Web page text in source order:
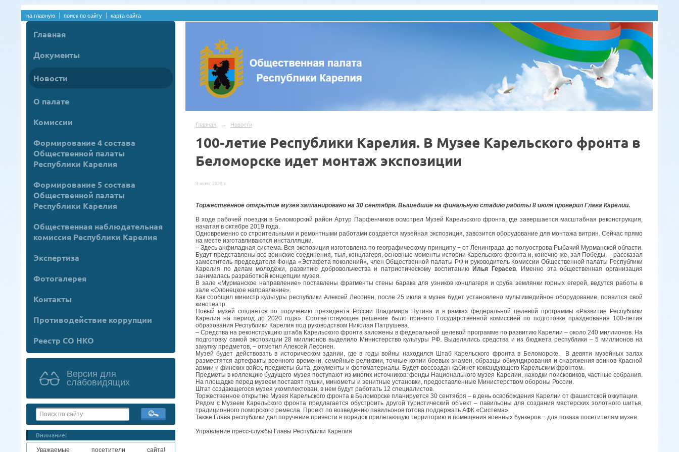
на главную поиск по сайту карта сайта
Главная
Документы
Новости
О палате
Комиссии
Формирование 4 состава
Общественной палаты
Республики Карелия
Формирование 5 состава
Общественной палаты
Республики Карелия
Общественная наблюдательная
комиссия Республики Карелия
Экспертиза
Фотогалерея
Контакты
Противодействие коррупции
Реестр СО НКО
Версия для
слабовидящих
Внимание!
Уважаемые посетители сайта!
Главная → Новости
100-летие Республики Карелия. В Музее Карельского фронта в
Беломорске идет монтаж экспозиции
9 июля 2020 г.
Торжественное открытие музея запланировано на 30 сентября. Вышедшие на финальную стадию работы 8 июля проверил Глава Карелии.
В ходе рабочей поездки в Беломорский район Артур Парфенчиков осмотрел Музей Карельского фронта, где завершается масштабная реконструкция,
начатая в октябре 2019 года.
Одновременно со строительными и ремонтными работами создается музейная экспозиция, завозится оборудование для монтажа витрин. Сейчас прямо
на месте изготавливаются инсталляции.
– Здесь анфиладная система. Вся экспозиция изготовлена по географическому принципу − от Ленинграда до полуострова Рыбачий Мурманской области.
Будут представлены все воинские соединения, тыл, концлагеря, основные моменты истории Карельского фронта и, конечно же, зал Победы, – рассказал
заместитель председателя Фонда «Эстафета поколений», член Общественной палаты РФ и руководитель Комиссии Общественной палаты Республики
Карелия по делам молодёжи, развитию добровольчества и патриотическому воспитанию Илья Герасев. Именно эта общественная организация
занималась разработкой концепции музея.
В зале «Мурманское направление» поставлены фрагменты стены барака для узников концлагеря и сруба землянки горных егерей, ведутся работы в
зале «Олонецкое направление».
Как сообщил министр культуры республики Алексей Лесонен, после 25 июля в музее будет установлено мультимедийное оборудование, появится свой
кинотеатр.
Новый музей создается по поручению президента России Владимира Путина и в рамках федеральной целевой программы «Развитие Республики
Карелия на период до 2020 года». Соответствующее решение было принято Государственной комиссией по подготовке празднования 100-летия
образования Республики Карелия под руководством Николая Патрушева.
– Средства на реконструкцию штаба Карельского фронта заложены в федеральной целевой программе по развитию Карелии – около 240 миллионов. На
подготовку самой экспозиции 28 миллионов выделило Министерство культуры РФ. Выделялись средства и из бюджета республики – 5 миллионов на
закупку предметов, − отметил Алексей Лесонен.
Музей будет действовать в историческом здании, где в годы войны находился Штаб Карельского фронта в Беломорске. В девяти музейных залах
разместятся артефакты военного времени, семейные реликвии, точные копии боевых знамен, образцы обмундирования и снаряжения воинов Красной
армии и финских войск, предметы быта, документы и фотоматериалы. Будет воссоздан кабинет командующего Карельским фронтом.
Предметы в коллекцию будущего музея поступают из многих источников: фонды Национального музея Карелии, находки поисковиков, частные собрания.
На площадке перед музеем поставят пушки, минометы и зенитные установки, предоставленные Министерством обороны России.
Штат создающегося музея укомплектован, в нем будут работать 12 специалистов.
Торжественное открытие Музея Карельского фронта в Беломорске планируется 30 сентября – в день освобождения Карелии от фашистской оккупации.
Рядом с Музеем Карельского фронта предлагается обустроить другой туристический объект – павильоны для создания мастерских золотного шитья,
традиционного поморского ремесла. Проект по возведению павильонов готова поддержать АФК «Система».
Также Глава республики дал поручение привести в порядок прилегающую территорию и помещения военных бункеров − для показа посетителям музея.
Управление пресс-службы Главы Республики Карелия